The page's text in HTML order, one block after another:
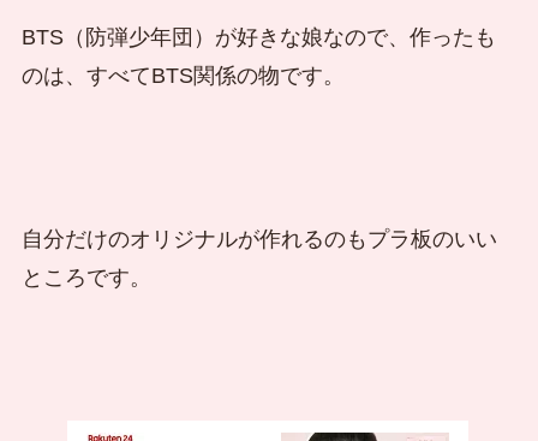
BTS（防弾少年団）が好きな娘なので、作ったも
のは、すべてBTS関係の物です。
自分だけのオリジナルが作れるのもプラ板のいい
ところです。